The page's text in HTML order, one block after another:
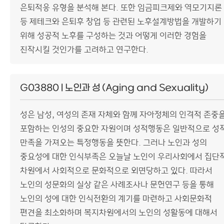
은퇴적응 유형을 분석해 본다. 또한 임금피크제와 역모기지론
등 제테크와 은퇴후 창업 등 관련된 노후설계방법을 개발하기
위해 성공적 노후를 구성하는 것과 어떻게 이러한 경험을
진작시킬 것인가를 고려하고 연구한다.
G03880 | 노인과 성 (Aging and Sexuality)
성은 남성, 여성의 존재 자체와 함께 자아정체의 인격적 존중
포함하는 인성의 중요한 자원이며 성적행동은 일반적으로 성
만족을 가져오는 특정행동을 뜻한다. 그러나 노인과 성의
중요성에 대한 인식부족은 오늘날 노인이 우리사회에서 집단
차원에서 사회적으로 문화적으로 외면당하고 있다. 따라서
노인의 성문화의 실상 같은 사례조사나 문헌연구 등을 통해
노인의 성에 대한 인식전환의 계기를 마련하고 사회문화적
편견을 최소화하며 복지차원에서의 노인의 성활동에 대해서